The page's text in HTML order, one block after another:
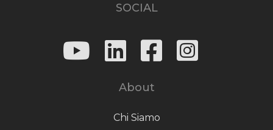
SOCIAL
About
Chi Siamo